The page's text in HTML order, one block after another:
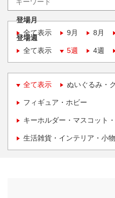
登場月
全て表示
9月 8月
登場週
全て表示
5週 4週
全て表示 ぬいぐるみ・
フィギュア・ホビー
キーホルダー・マスコット
生活雑貨・インテリア・小物